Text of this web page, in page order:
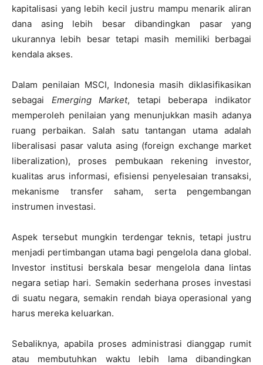
kapitalisasi yang lebih kecil justru mampu menarik aliran
dana asing lebih besar dibandingkan pasar yang
ukurannya lebih besar tetapi masih memiliki berbagai
kendala akses.
Dalam penilaian MSCI, Indonesia masih diklasifikasikan
sebagai Emerging Market, tetapi beberapa indikator
memperoleh penilaian yang menunjukkan masih adanya
ruang perbaikan. Salah satu tantangan utama adalah
liberalisasi pasar valuta asing (foreign exchange market
liberalization), proses pembukaan rekening investor,
kualitas arus informasi, efisiensi penyelesaian transaksi,
mekanisme transfer saham, serta pengembangan
instrumen investasi.
Aspek tersebut mungkin terdengar teknis, tetapi justru
menjadi pertimbangan utama bagi pengelola dana global.
Investor institusi berskala besar mengelola dana lintas
negara setiap hari. Semakin sederhana proses investasi
di suatu negara, semakin rendah biaya operasional yang
harus mereka keluarkan.
Sebaliknya, apabila proses administrasi dianggap rumit
atau membutuhkan waktu lebih lama dibandingkan